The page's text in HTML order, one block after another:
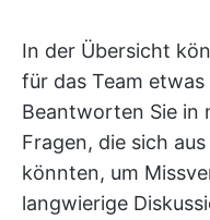
In der Übersicht
für das Team
Beantworten Sie in
Fragen, die sich
könnten, um
langwierige